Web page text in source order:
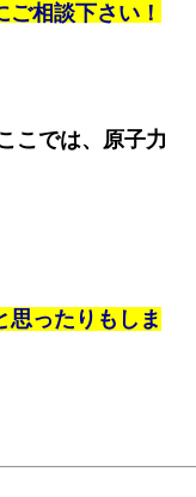
相談下さい！
こでは、原子力
思ったりもしま